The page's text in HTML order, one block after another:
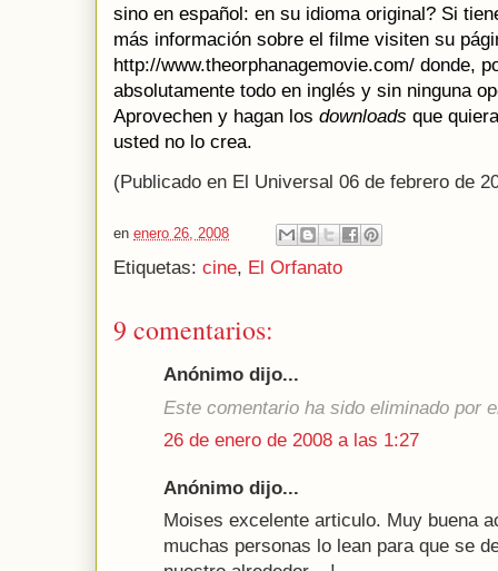
sino en español: en su idioma original? Si
más información sobre el filme visiten su
http://www.theorphanagemovie.com/ donde,
absolutamente todo en inglés y sin ninguna
Aprovechen y hagan los downloads que
usted no lo crea.
(Publicado en El Universal 06 de febrero de
en enero 26, 2008
Etiquetas: cine, El Orfanato
9 comentarios:
Anónimo dijo...
Este comentario ha sido eliminado por
26 de enero de 2008 a las 1:27
Anónimo dijo...
Moises excelente articulo. Muy buena
muchas personas lo lean para que se